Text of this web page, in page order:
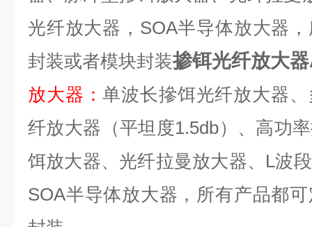
光纤放大器， SOA半导体放大器
封装或者模块封装掺铒光纤放大
放大器 ：单波长摻饵光纤放大器
纤放大器（平坦度1.5db）、高功
饵放大器、光纤拉曼放大器、 L波
SOA半导体放大器，所有产品都